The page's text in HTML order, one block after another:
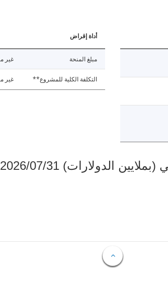
أداة إقراض
مبلغ المنحة غير
التكلفة الكلية للمشروع** غير
الدولارات) 2026/07/31